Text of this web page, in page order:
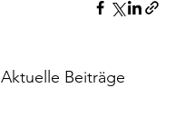
Aktuelle Beiträge